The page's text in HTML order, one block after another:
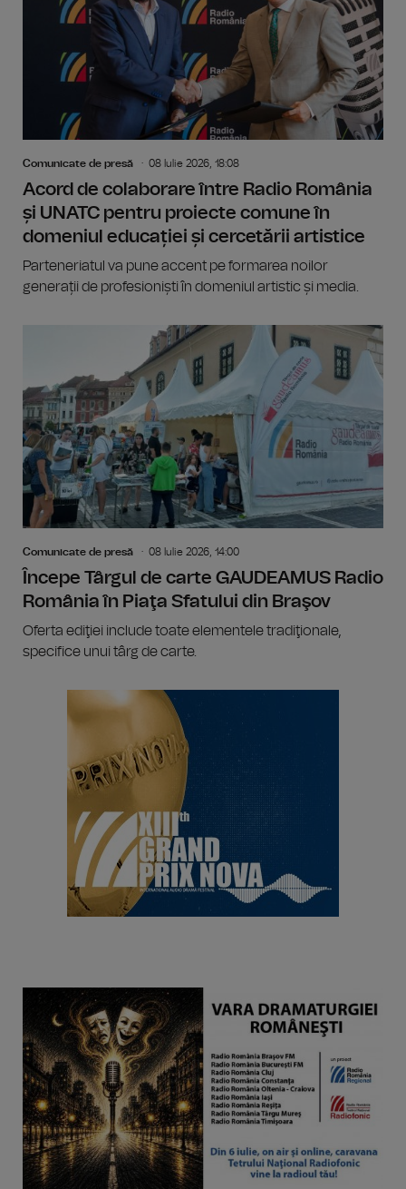
Comunicate de presă 08 Iulie 2026, 18:08
Acord de colaborare între Radio România
și UNATC pentru proiecte comune în
domeniul educației și cercetării artistice
Parteneriatul va pune accent pe formarea noilor
generații de profesioniști în domeniul artistic și media.
Comunicate de presă 08 Iulie 2026, 14:00
Începe Târgul de carte GAUDEAMUS Radio
România în Piaţa Sfatului din Braşov
Oferta ediţiei include toate elementele tradiţionale,
specifice unui târg de carte.